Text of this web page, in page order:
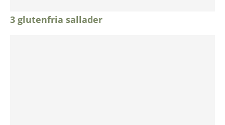
3 glutenfria sallader